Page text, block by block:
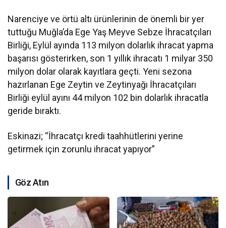
Narenciye ve örtü altı ürünlerinin de önemli bir yer
tuttuğu Muğla’da Ege Yaş Meyve Sebze İhracatçıları
Birliği, Eylül ayında 113 milyon dolarlık ihracat yapma
başarısı gösterirken, son 1 yıllık ihracatı 1 milyar 350
milyon dolar olarak kayıtlara geçti. Yeni sezona
hazırlanan Ege Zeytin ve Zeytinyağı İhracatçıları
Birliği eylül ayını 44 milyon 102 bin dolarlık ihracatla
geride bıraktı.
Eskinazi; “İhracatçı kredi taahhütlerini yerine
getirmek için zorunlu ihracat yapıyor”
Göz Atın